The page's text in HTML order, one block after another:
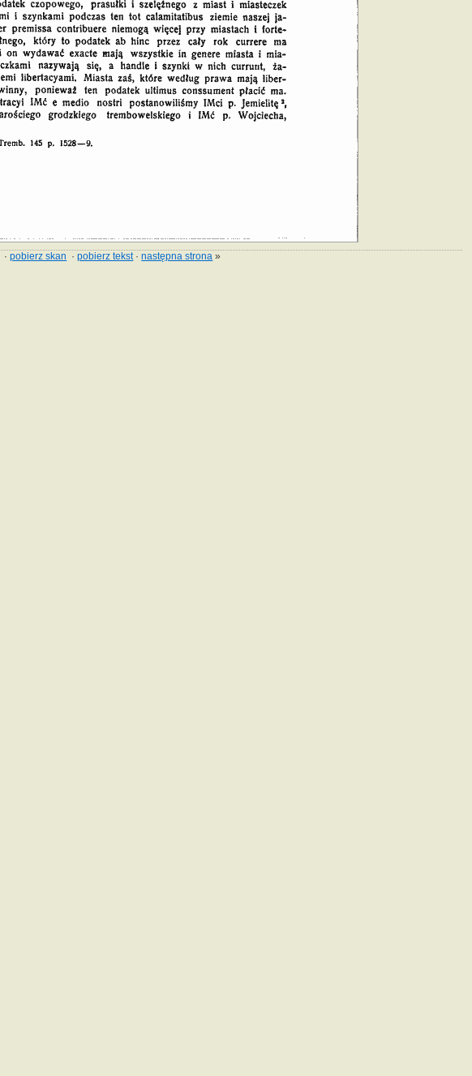
·pobierz skan ·pobierz tekst·następna strona »